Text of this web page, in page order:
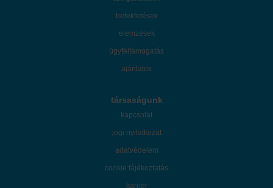
befektetések
elemzések
ügyféltámogatás
ajánlatok
társaságunk
kapcsolat
jogi nyilatkozat
adatvédelem
cookie tájékoztatás
karrier